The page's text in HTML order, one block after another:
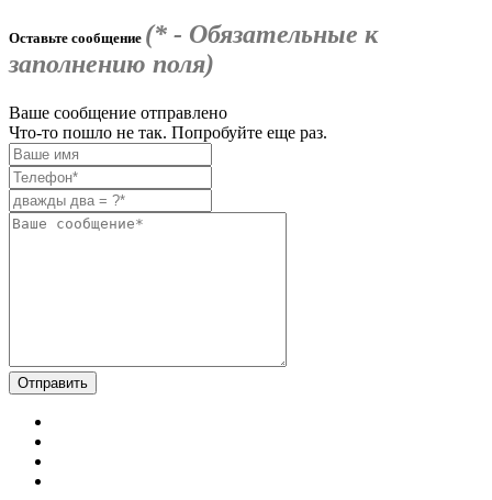
Оставьте сообщение (* - Обязательные к
заполнению поля)
Ваше сообщение отправлено
Что-то пошло не так. Попробуйте еще раз.